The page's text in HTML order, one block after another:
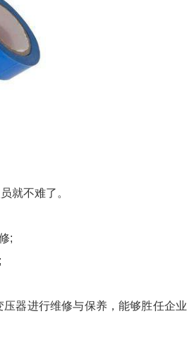
就不难了。
;
器进行维修与保养，能够胜任企业